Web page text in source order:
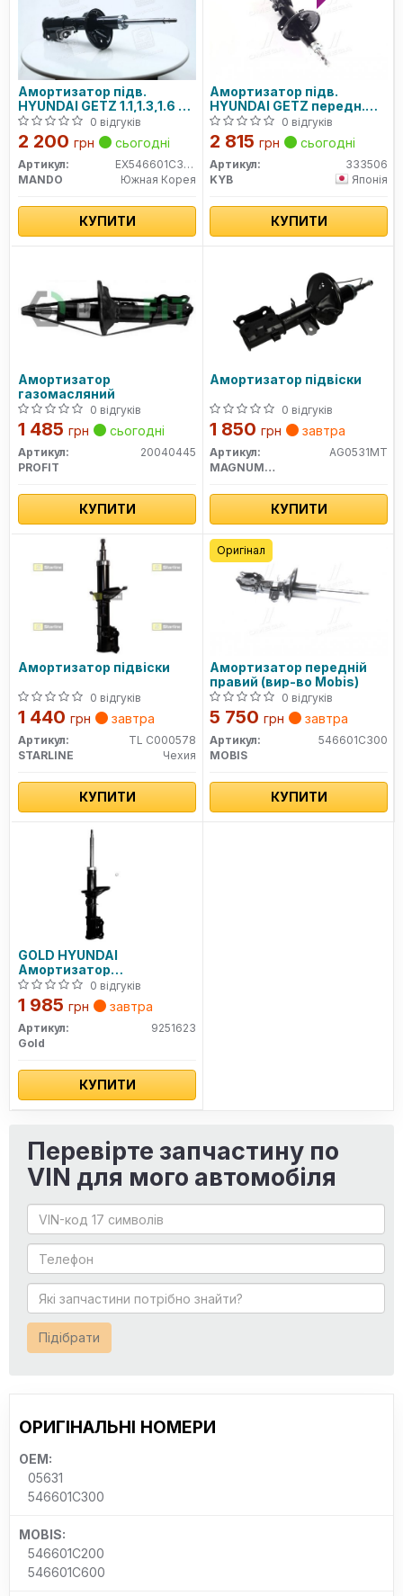
Амортизатор підв.
HYUNDAI GETZ 1.1,1.3,1.6 02
- передн. прав. (вир-во
Mando)
0 відгуків
2 200 грн сьогодні
Артикул:
EX546601C300
MANDO
Южная Корея
КУПИТИ
Амортизатор підв.
HYUNDAI GETZ передн.
прав. Excel-G (вир-во
Kayaba)
0 відгуків
2 815 грн сьогодні
Артикул:
333506
KYB
Японія
КУПИТИ
Амортизатор
газомасляний
0 відгуків
1 485 грн сьогодні
Артикул:
20040445
PROFIT
КУПИТИ
Амортизатор підвіски
0 відгуків
1 850 грн завтра
Артикул:
AG0531MT
MAGNUM TECHNOLOGY
КУПИТИ
Амортизатор підвіски
0 відгуків
1 440 грн завтра
Артикул:
TL C000578
STARLINE
Чехия
КУПИТИ
Амортизатор передній
правий (вир-во Mobis)
0 відгуків
5 750 грн завтра
Артикул:
546601C300
MOBIS
КУПИТИ
Оригінал
GOLD HYUNDAI
Амортизатор
газ.передн.прав.Getz 02-
0 відгуків
1 985 грн завтра
Артикул:
9251623
Gold
КУПИТИ
Перевірте запчастину по
VIN для мого автомобіля
Підібрати
ОРИГІНАЛЬНІ НОМЕРИ
OEM:
05631
546601C300
MOBIS:
546601C200
546601C600